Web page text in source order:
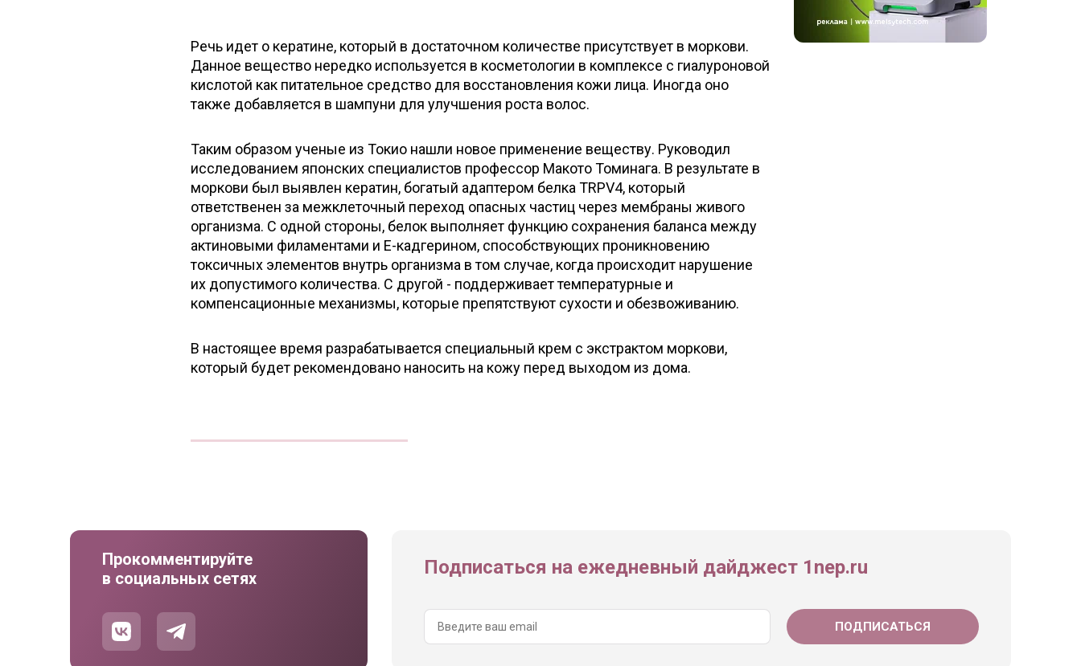
Речь идет о кератине, который в достаточном количестве присутствует в моркови.
Данное вещество нередко используется в косметологии в комплексе с гиалуроновой
кислотой как питательное средство для восстановления кожи лица. Иногда оно
также добавляется в шампуни для улучшения роста волос.
Таким образом ученые из Токио нашли новое применение веществу. Руководил
исследованием японских специалистов профессор Макото Томинага. В результате в
моркови был выявлен кератин, богатый адаптером белка TRPV4, который
ответственен за межклеточный переход опасных частиц через мембраны живого
организма. С одной стороны, белок выполняет функцию сохранения баланса между
актиновыми филаментами и Е-кадгерином, способствующих проникновению
токсичных элементов внутрь организма в том случае, когда происходит нарушение
их допустимого количества. С другой - поддерживает температурные и
компенсационные механизмы, которые препятствуют сухости и обезвоживанию.
В настоящее время разрабатывается специальный крем с экстрактом моркови,
который будет рекомендовано наносить на кожу перед выходом из дома.
Прокомментируйте
в социальных сетях
Подписаться на ежедневный дайджест 1nep.ru